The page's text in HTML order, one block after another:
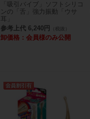
「吸引バイブ」ソフトシリコ
ンの「舌」強力振動「ウサ
耳」
参考上代 6,240円
（税抜）
卸価格：会員様のみ公開